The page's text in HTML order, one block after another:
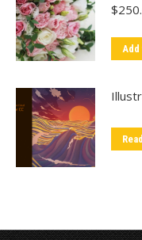
$